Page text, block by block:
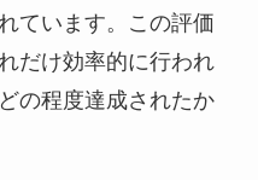
ています。この評価
だけ効率的に行われ
の程度達成されたか